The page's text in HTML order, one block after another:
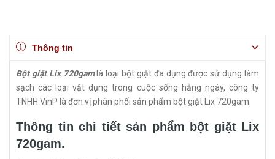
Thông tin
Bột giặt Lix 720gamlà loại bột giặt đa dụng được sử dụng làm
sạch các loại vật dụng trong cuộc sống hằng ngày, công ty
TNHH VinP là đơn vị phân phối sản phẩm bột giặt Lix 720gam.
Thông tin chi tiết sản phẩm bột giặt Lix
720gam.